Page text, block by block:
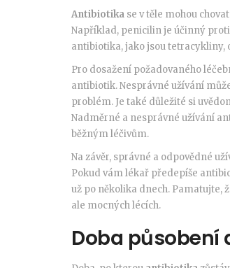
Antibiotika se v těle mohou
Například, penicilin je účinný
antibiotika, jako jsou tetracykliny,
Pro dosažení požadovaného
antibiotik. Nesprávné užívání
problém. Je také důležité si
Nadměrné a nesprávné užívání
běžným léčivům.
Na závěr, správné a odpovědné
Pokud vám lékař předepíše
už po několika dnech. Pamatujte,
ale mocných lécích.
Doba působení